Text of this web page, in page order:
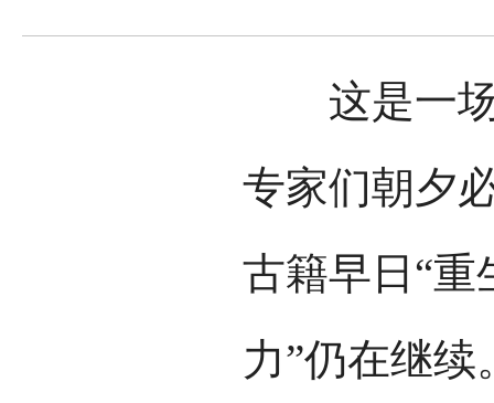
这是一场
专家们朝夕
古籍早日“重
力”仍在继续